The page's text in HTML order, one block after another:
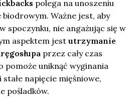
polega na unoszeniu
biodrowym. Ważne jest, aby
spoczynku, nie angażując się w
aspektem jest utrzymanie
przez cały czas
pomoże uniknąć wyginania
napięcie mięśniowe,
pośladków.